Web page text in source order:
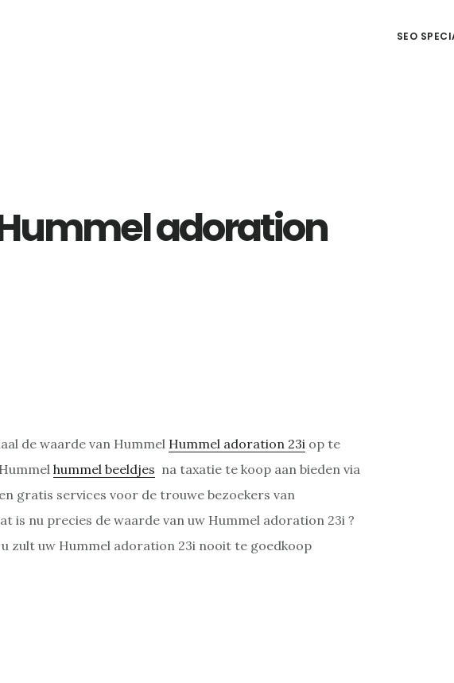
SEO
adoration
de waarde van Hummel Hummel adoration 23i op te
hummel beeldjes na taxatie te koop aan bieden via
gratis services voor de trouwe bezoekers van
is nu precies de waarde van uw Hummel adoration 23i ?
zult uw Hummel adoration 23i nooit te goedkoop